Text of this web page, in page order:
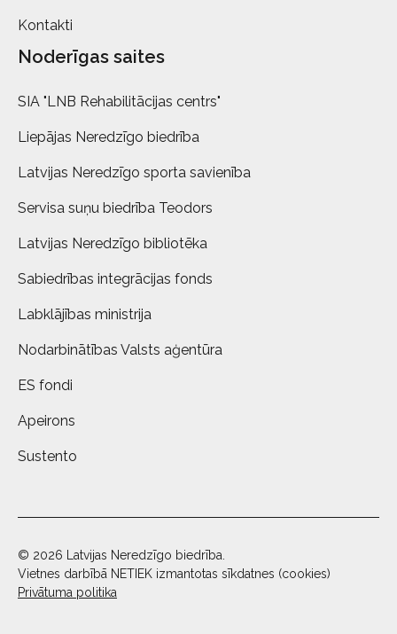
Kontakti
Noderīgas saites
SIA "LNB Rehabilitācijas centrs"
Liepājas Neredzīgo biedrība
Latvijas Neredzīgo sporta savienība
Servisa suņu biedrība Teodors
Latvijas Neredzīgo bibliotēka
Sabiedrības integrācijas fonds
Labklājības ministrija
Nodarbinātības Valsts aģentūra
ES fondi
Apeirons
Sustento
© 2026 Latvijas Neredzīgo biedrība.
Vietnes darbībā NETIEK izmantotas sīkdatnes (cookies)
Privātuma politika